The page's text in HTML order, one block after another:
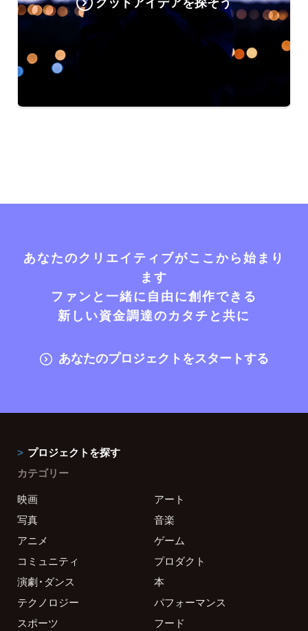
あなたのクリエイティブがここから始まり
ます
ファンと一緒に自由に創作できる
新しい資金調達のカタチと共に
あなたのプロジェクトをスタートする
プロジェクトを探す
カテゴリー
映画
アート
写真
音楽
アニメ
ゲーム
コミュニティ
プロダクト
演劇・ダンス
本
テクノロジー
パフォーマンス
スポーツ
フード